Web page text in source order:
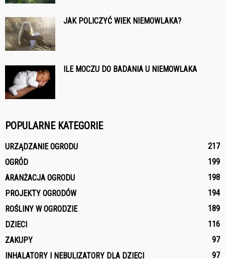
JAK POLICZYĆ WIEK NIEMOWLAKA?
ILE MOCZU DO BADANIA U NIEMOWLAKA
POPULARNE KATEGORIE
URZĄDZANIE OGRODU
217
OGRÓD
199
ARANŻACJA OGRODU
198
PROJEKTY OGRODÓW
194
ROŚLINY W OGRODZIE
189
DZIECI
116
ZAKUPY
97
INHALATORY I NEBULIZATORY DLA DZIECI
97